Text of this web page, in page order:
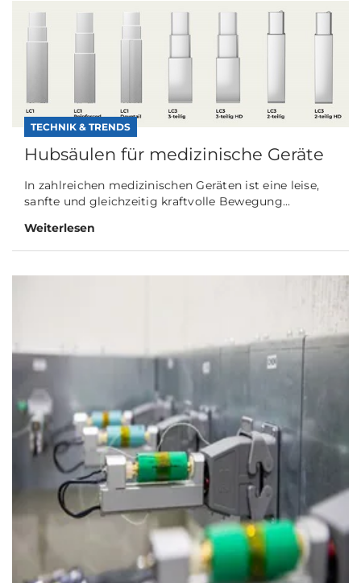
TECHNIK & TRENDS
Hubsäulen für medizinische Geräte
In zahlreichen medizinischen Geräten ist eine leise,
sanfte und gleichzeitig kraftvolle Bewegung...
Weiterlesen